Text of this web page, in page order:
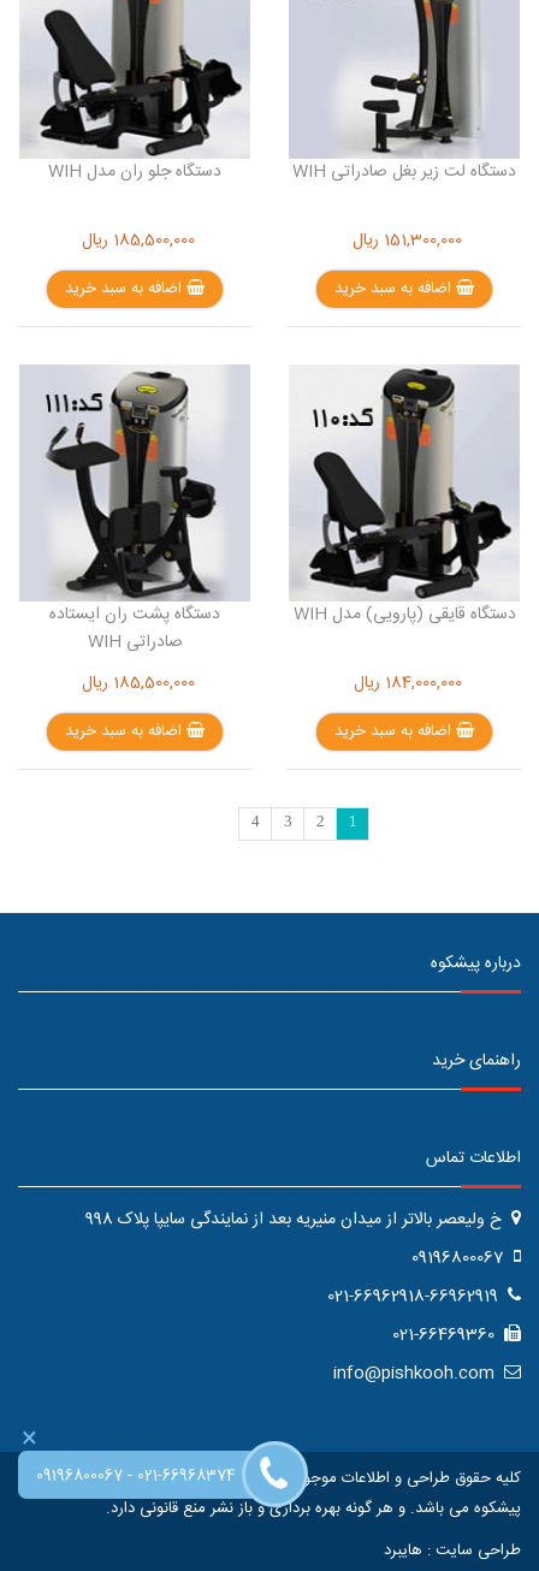
دستگاه لت زیر بغل صادراتی WIH
151,300,000 ریال
اضافه به سبد خرید
دستگاه جلو ران مدل WIH
185,500,000 ریال
اضافه به سبد خرید
دستگاه قایقی (پارویی) مدل WIH
184,000,000 ریال
اضافه به سبد خرید
دستگاه پشت ران ایستاده
صادراتی WIH
185,500,000 ریال
اضافه به سبد خرید
1
2
3
4
درباره پیشکوه
راهنمای خرید
اطلاعات تماس
خ ولیعصر بالاتر از میدان منیریه بعد از نمایندگی سایپا پلاک 998
کلیه حقوق طراحی و اطلاعات موجود در این سایت متعلق به فروشگاه اینترنتی
پیشکوه می باشد. و هر گونه بهره برداری و باز نشر منع قانونی دارد.
طراحی سایت: هایبرد
×
09196800067- 021-66968374